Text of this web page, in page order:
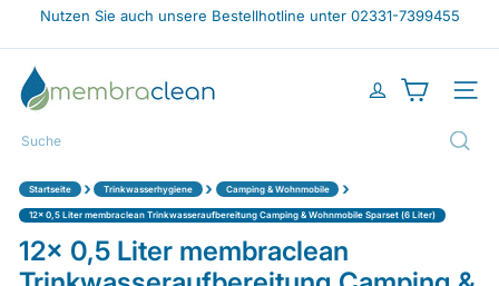
Direkt
Inhalt
Diashow
Nutzen Sie auch unsere Bestellhotline unter 02331-7399455
m
e
m
b
c
l
e
a
n
Suche
Startseite › Trinkwasserhygiene › Camping & Wohnmobile ›
12x 0,5 Liter membraclean Trinkwasseraufbereitung Camping & Wohnmobile Sparset (6 Liter)
12x 0,5 Liter membraclean